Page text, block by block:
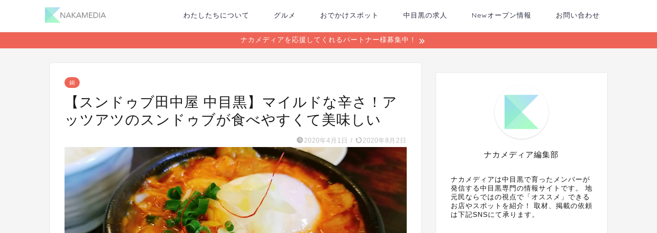
わたしたちについて グルメ おでかけスポット 中目黒の求人 Newオープン情報 お問い合わせ
ナカメディアを応援してくれるパートナー様募集中！
鍋
【スンドゥブ田中屋 中目黒】マイルドな辛さ！ア
ッツアツのスンドゥブが食べやすくて美味しい
2020年4月1日 / 2020年8月2日
ナカメディア編集部
ナカメディアは中目黒で育ったメンバーが
発信する中目黒専門の情報サイトです。 地
元民ならではの視点で「オススメ」できる
お店やスポットを紹介！ 取材、掲載の依頼
は下記SNSにて承ります。